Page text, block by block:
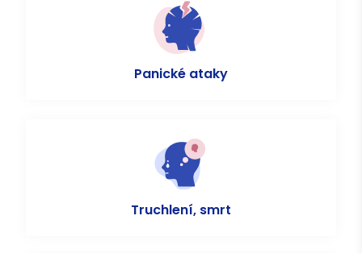
Panické ataky
Truchlení, smrt